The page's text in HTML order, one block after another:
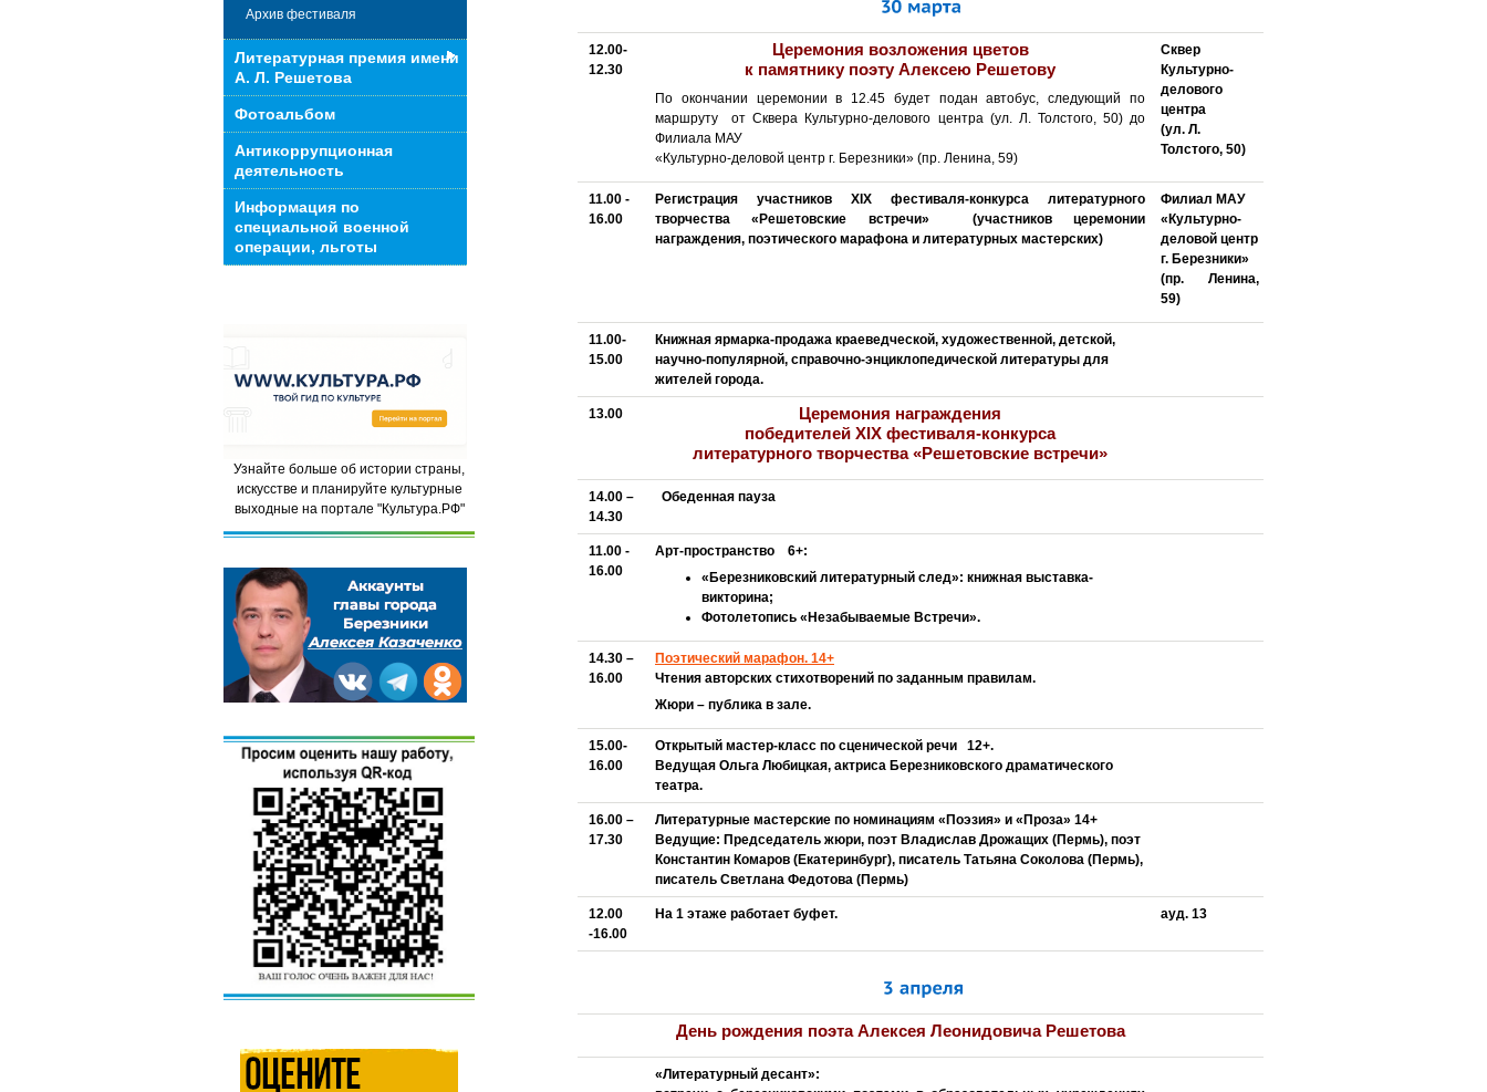
12.00-
12.30
Церемония возложения цветов
к памятнику поэту Алексею Решетову
По окончании церемонии в 12.45 будет подан автобус, следующий по
маршруту от Сквера Культурно-делового центра (ул. Л. Толстого, 50) до
Филиала МАУ
«Культурно-деловой центр г. Березники» (пр. Ленина, 59)
Сквер
Культурно-
делового
центра
(ул. Л.
Толстого, 50)
11.00 -
16.00
Регистрация участников XIX фестиваля-конкурса литературного
творчества «Решетовские встречи» (участников церемонии
награждения, поэтического марафона и литературных мастерских)
Филиал МАУ
«Культурно-
деловой центр
г. Березники»
(пр. Ленина,
59)
11.00-
15.00
Книжная ярмарка-продажа краеведческой, художественной, детской,
научно-популярной, справочно-энциклопедической литературы для
жителей города.
13.00
Церемония награждения
победителей XIX фестиваля-конкурса
литературного творчества «Решетовские встречи»
14.00 –
14.30
Обеденная пауза
11.00 -
16.00
Арт-пространство 6+:
«Березниковский литературный след»: книжная выставка-
викторина;
Фотолетопись «Незабываемые Встречи».
14.30 –
16.00
Поэтический марафон. 14+
Чтения авторских стихотворений по заданным правилам.
Жюри – публика в зале.
15.00-
16.00
Открытый мастер-класс по сценической речи 12+.
Ведущая Ольга Любицкая, актриса Березниковского драматического
театра.
16.00 –
17.30
Литературные мастерские по номинациям «Поэзия» и «Проза» 14+
Ведущие: Председатель жюри, поэт Владислав Дрожащих (Пермь), поэт
Константин Комаров (Екатеринбург), писатель Татьяна Соколова (Пермь),
писатель Светлана Федотова (Пермь)
12.00
-16.00
На 1 этаже работает буфет. ауд. 13
День рождения поэта Алексея Леонидовича Решетова
«Литературный десант»:
Архив фестиваля
Литературная премия имени
А. Л. Решетова
Фотоальбом
Антикоррупционная
деятельность
Информация по
специальной военной
операции, льготы
Узнайте больше об истории страны,
искусстве и планируйте культурные
выходные на портале "Культура.РФ"